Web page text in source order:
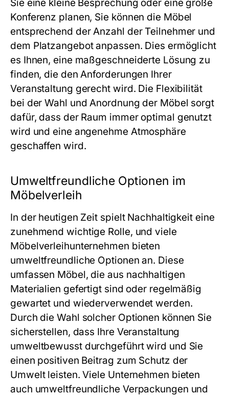
Sie eine kleine Besprechung oder eine große
Konferenz planen, Sie können die Möbel
entsprechend der Anzahl der Teilnehmer und
dem Platzangebot anpassen. Dies ermöglicht
es Ihnen, eine maßgeschneiderte Lösung zu
finden, die den Anforderungen Ihrer
Veranstaltung gerecht wird. Die Flexibilität
bei der Wahl und Anordnung der Möbel sorgt
dafür, dass der Raum immer optimal genutzt
wird und eine angenehme Atmosphäre
geschaffen wird.
Umweltfreundliche Optionen im
Möbelverleih
In der heutigen Zeit spielt Nachhaltigkeit eine
zunehmend wichtige Rolle, und viele
Möbelverleihunternehmen bieten
umweltfreundliche Optionen an. Diese
umfassen Möbel, die aus nachhaltigen
Materialien gefertigt sind oder regelmäßig
gewartet und wiederverwendet werden.
Durch die Wahl solcher Optionen können Sie
sicherstellen, dass Ihre Veranstaltung
umweltbewusst durchgeführt wird und Sie
einen positiven Beitrag zum Schutz der
Umwelt leisten. Viele Unternehmen bieten
auch umweltfreundliche Verpackungen und